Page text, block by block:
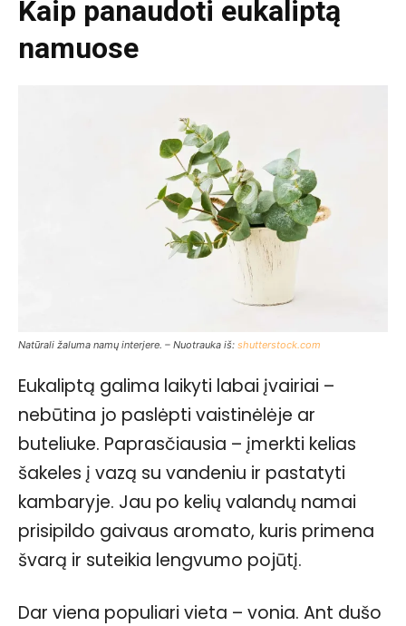
Kaip panaudoti eukaliptą
namuose
Natūrali žaluma namų interjere. – Nuotrauka iš: shutterstock.com
Eukaliptą galima laikyti labai įvairiai –
nebūtina jo paslėpti vaistinėlėje ar
buteliuke. Paprasčiausia – įmerkti kelias
šakeles į vazą su vandeniu ir pastatyti
kambaryje. Jau po kelių valandų namai
prisipildo gaivaus aromato, kuris primena
švarą ir suteikia lengvumo pojūtį.
Dar viena populiari vieta – vonia. Ant dušo